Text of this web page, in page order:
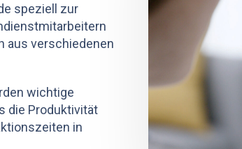
speziell zur
aus verschiedenen
wichtige
die Produktivität
in